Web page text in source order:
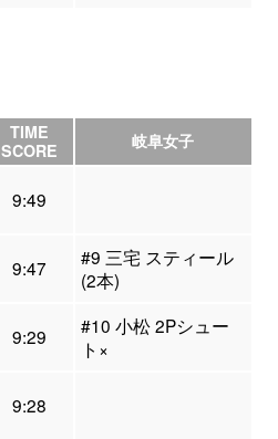
TIME
SCORE
岐阜女子
9:49
9:47
#9 三宅 スティール
(2本)
9:29
#10 小松 2Pシュー
ト×
9:28